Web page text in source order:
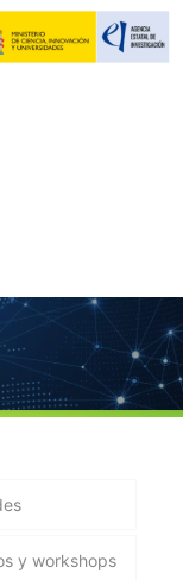
y workshops